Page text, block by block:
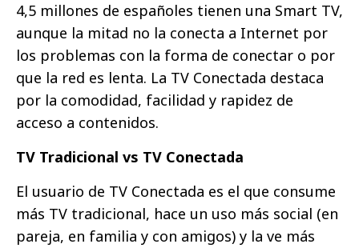
4,5 millones de españoles tienen una Smart TV,
aunque la mitad no la conecta a Internet por
los problemas con la forma de conectar o por
que la red es lenta. La TV Conectada destaca
por la comodidad, facilidad y rapidez de
acceso a contenidos.
TV Tradicional vs TV Conectada
El usuario de TV Conectada es el que consume
más TV tradicional, hace un uso más social (en
pareja, en familia y con amigos) y la ve más